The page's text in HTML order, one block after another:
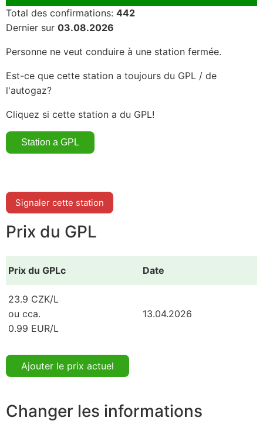
Total des confirmations: 442
Dernier sur 03.08.2026
Personne ne veut conduire à une station fermée.
Est-ce que cette station a toujours du GPL / de
l'autogaz?
Cliquez si cette station a du GPL!
Signaler cette station
Prix du GPL
Prix du GPLc Date
23.9 CZK/L
ou cca.
0.99 EUR/L
13.04.2026
Ajouter le prix actuel
Changer les informations